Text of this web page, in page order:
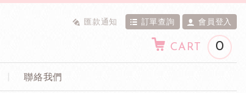
匯款通知 訂單查詢 會員登入
CART 0
聯絡我們